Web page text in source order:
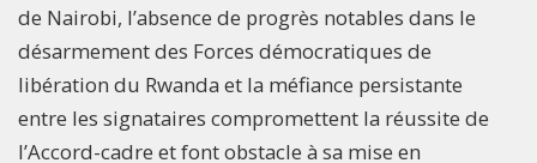
de Nairobi, l’absence de progrès notables dans le
désarmement des Forces démocratiques de
libération du Rwanda et la méfiance persistante
entre les signataires compromettent la réussite de
l’Accord-cadre et font obstacle à sa mise en